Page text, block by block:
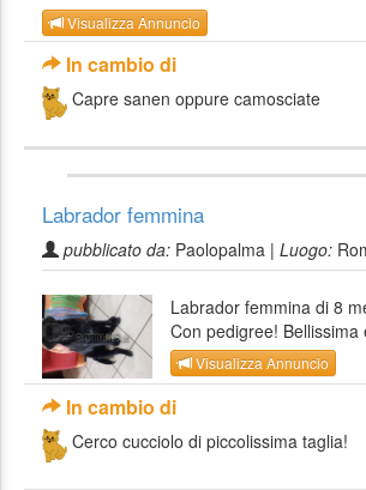
Visualizza Annuncio
In cambio di
Capre sanen oppure camosciate
Labrador femmina
pubblicato da: Paolopalma | Luogo:
Labrador femmina di 8
Con pedigree! Bellissima
Visualizza Annuncio
In cambio di
Cerco cucciolo di piccolissima taglia!